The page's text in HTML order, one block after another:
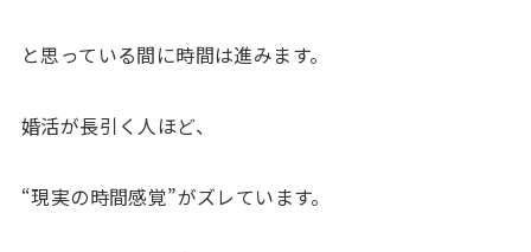
と思っている間に時間は進みます。
婚活が長引く人ほど、
“現実の時間感覚”がズレています。